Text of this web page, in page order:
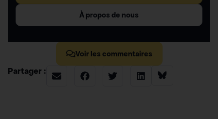
À propos de nous
Voir les commentaires
Partager :